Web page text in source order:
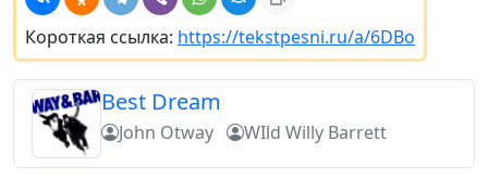
Короткая ссылка: https://tekstpesni.ru/a/6DBo
Best Dream
John Otway WIld Willy Barrett